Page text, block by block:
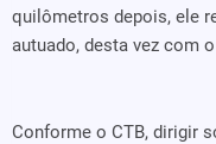
quilômetros depois, ele
autuado, desta vez com
Conforme o CTB, dirigir